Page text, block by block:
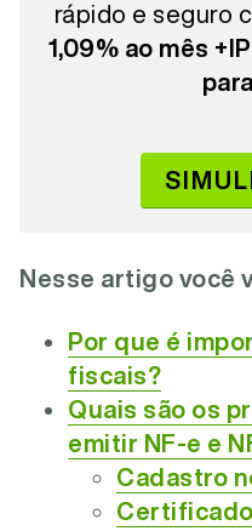
rápido e seguro
1,09% ao mês
Nesse artigo você
Por que é
fiscais?
Quais são os
emitir NF-e e
Cadastro